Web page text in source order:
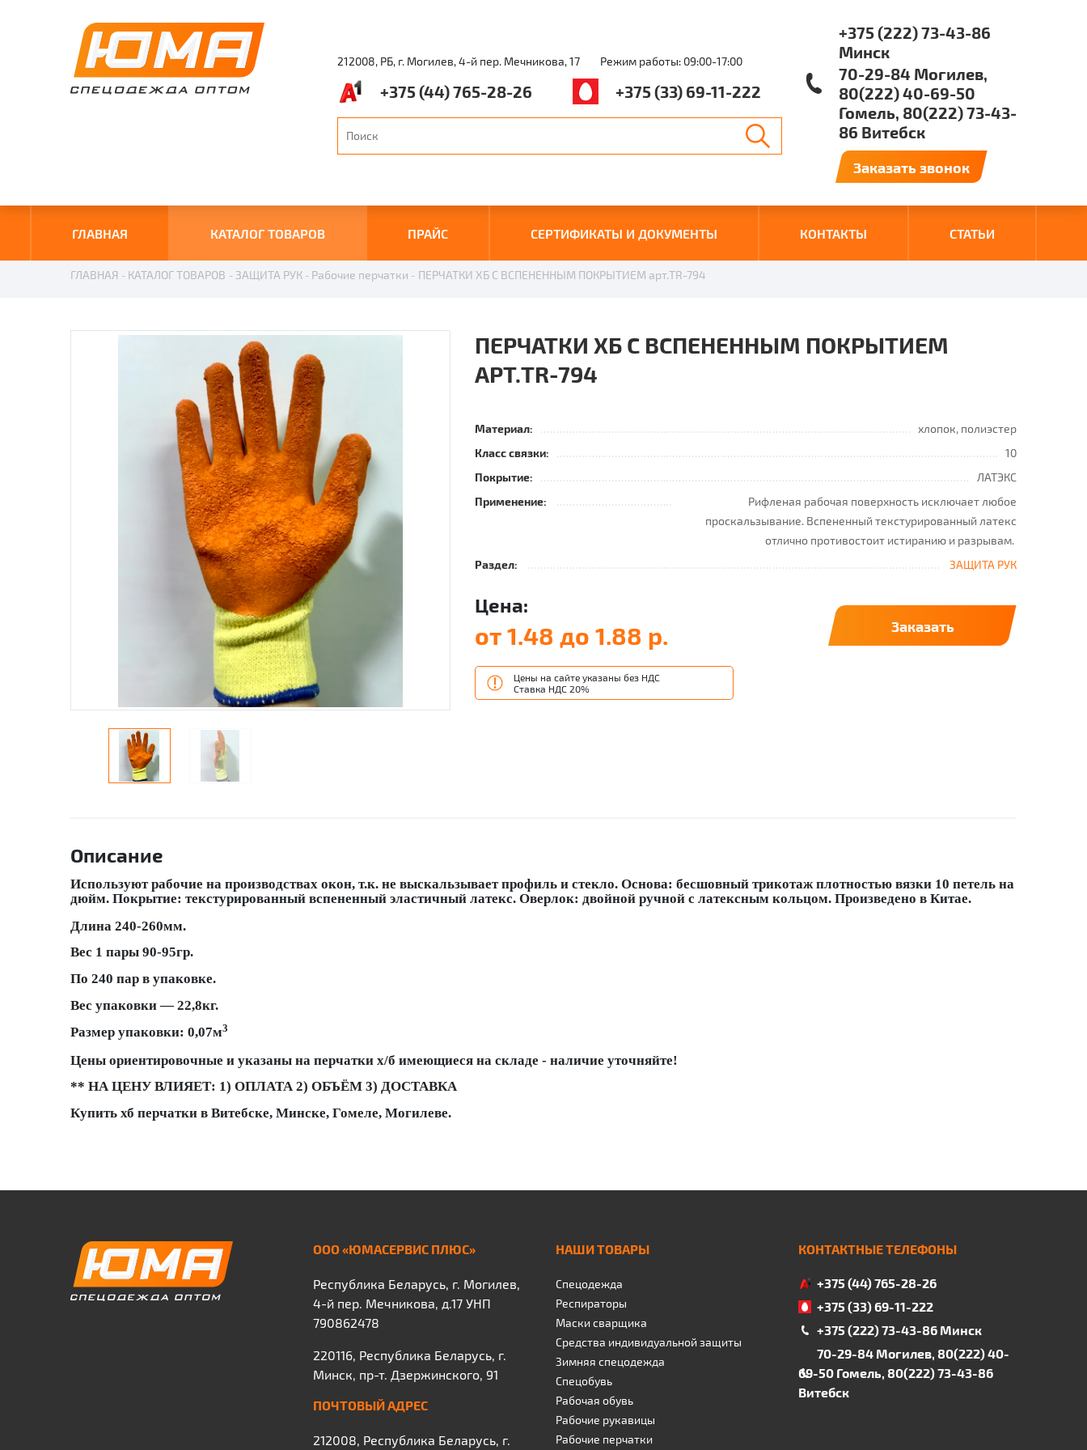
212008, РБ, г. Могилев, 4-й пер. Мечникова, 17 Режим работы: 09:00-17:00
+375 (44) 765-28-26 +375 (33) 69-11-222
+375 (222) 73-43-86
Минск
70-29-84 Могилев,
80(222) 40-69-50
Гомель, 80(222) 73-43-
86 Витебск
Заказать звонок
ГЛАВНАЯ КАТАЛОГ ТОВАРОВ ПРАЙС СЕРТИФИКАТЫ И ДОКУМЕНТЫ КОНТАКТЫ СТАТЬИ
ГЛАВНАЯ КАТАЛОГ ТОВАРОВ ЗАЩИТА РУК Рабочие перчатки ПЕРЧАТКИ ХБ С ВСПЕНЕННЫМ ПОКРЫТИЕМ арт.TR-794
ПЕРЧАТКИ ХБ С ВСПЕНЕННЫМ ПОКРЫТИЕМ
АРТ.TR-794
Материал:
хлопок, полиэстер
Класс связки:
10
Покрытие:
ЛАТЭКС
Применение:
Рифленая рабочая поверхность исключает любое
проскальзывание. Вспененный текстурированный латекс
отлично противостоит истиранию и разрывам.
Раздел:
ЗАЩИТА РУК
Цена:
от 1.48 до 1.88 р.
Цены на сайте указаны без НДС
Ставка НДС 20%
Заказать
Описание
Используют рабочие на производствах окон, т.к. не выскальзывает профиль и стекло. Основа: бесшовный трикотаж плотностью вязки 10 петель на
дюйм. Покрытие: текстурированный вспененный эластичный латекс. Оверлок: двойной ручной с латексным кольцом. Произведено в Китае.
Длина 240-260мм.
Вес 1 пары 90-95гр.
По 240 пар в упаковке.
Вес упаковки — 22,8кг.
Размер упаковки: 0,07м3
Цены ориентировочные и указаны на перчатки х/б имеющиеся на складе - наличие уточняйте!
** НА ЦЕНУ ВЛИЯЕТ: 1) ОПЛАТА 2) ОБЪЁМ 3) ДОСТАВКА
Купить хб перчатки в Витебске, Минске, Гомеле, Могилеве.
ООО «ЮМАСЕРВИС ПЛЮС»
Республика Беларусь, г. Могилев,
4-й пер. Мечникова, д.17 УНП
790862478
220116, Республика Беларусь, г.
Минск, пр-т. Дзержинского, 91
ПОЧТОВЫЙ АДРЕС
212008, Республика Беларусь, г.
НАШИ ТОВАРЫ
Спецодежда
Респираторы
Маски сварщика
Средства индивидуальной защиты
Зимняя спецодежда
Спецобувь
Рабочая обувь
Рабочие рукавицы
Рабочие перчатки
КОНТАКТНЫЕ ТЕЛЕФОНЫ
+375 (44) 765-28-26
+375 (33) 69-11-222
+375 (222) 73-43-86 Минск
70-29-84 Могилев, 80(222) 40-
69-50 Гомель, 80(222) 73-43-86
Витебск